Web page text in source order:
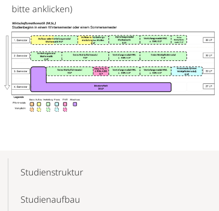
bitte anklicken)
NavigationStudienstruktur
Studienaufbau